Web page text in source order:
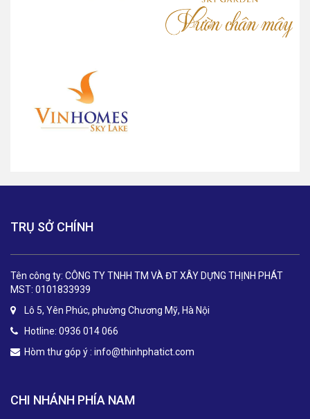
TRỤ SỞ CHÍNH
Tên công ty: CÔNG TY TNHH TM VÀ ĐT XÂY DỰNG THỊNH PHÁT
MST: 0101833939
Lô 5, Yên Phúc, phường Chương Mỹ, Hà Nội
Hotline: 0936 014 066
Hòm thư góp ý : info@thinhphatict.com
CHI NHÁNH PHÍA NAM